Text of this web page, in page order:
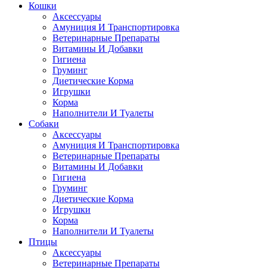
Кошки
Аксессуары
Амуниция И Транспортировка
Ветеринарные Препараты
Витамины И Добавки
Гигиена
Груминг
Диетические Корма
Игрушки
Корма
Наполнители И Туалеты
Собаки
Аксессуары
Амуниция И Транспортировка
Ветеринарные Препараты
Витамины И Добавки
Гигиена
Груминг
Диетические Корма
Игрушки
Корма
Наполнители И Туалеты
Птицы
Аксессуары
Ветеринарные Препараты